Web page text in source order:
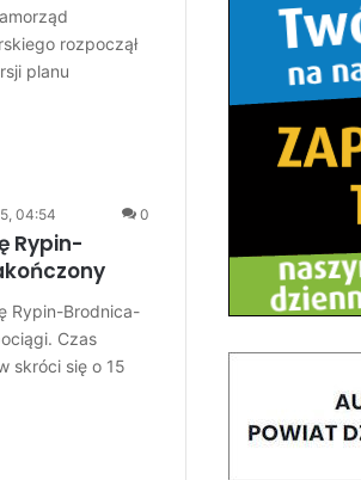
rozpoczął
planu
04:54 0
Rypin-
Rypin-Brodnica-
Czas
skróci się o 15